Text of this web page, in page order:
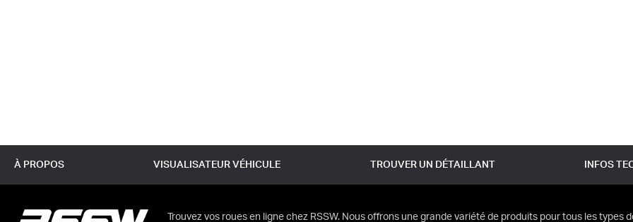
À PROPOS VISUALISATEUR VÉHICULE TROUVER UN DÉTAILLANT INFOS
Trouvez vos roues en ligne chez RSSW. Nous offrons une grande variété de produits pour tous les